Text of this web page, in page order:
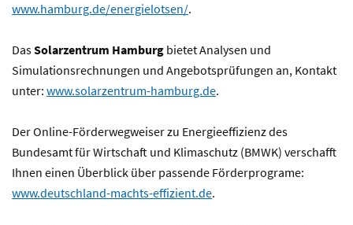
www.hamburg.de/energielotsen/.
DasSolarzentrum Hamburg bietet Analysen und
Simulationsrechnungen und Angebotsprüfungen an, Kontakt
unter: www.solarzentrum-hamburg.de.
Der Online-Förderwegweiser zu Energieeffizienz des
Bundesamt für Wirtschaft und Klimaschutz (BMWK) verschafft
Ihnen einen Überblick über passende Förderprograme:
www.deutschland-machts-effizient.de.